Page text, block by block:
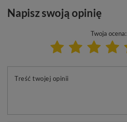
Napisz swoją opinię
Twoja ocena:
Treść twojej opinii